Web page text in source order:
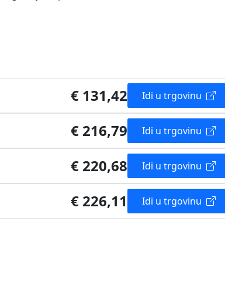
€ 131,42 Idi u trgovinu
€ 216,79 Idi u trgovinu
€ 220,68 Idi u trgovinu
€ 226,11 Idi u trgovinu